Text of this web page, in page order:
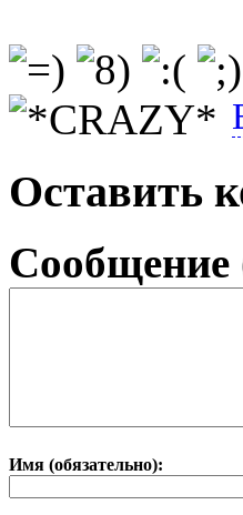
Оставить
Сообщение
Имя (обязательно):